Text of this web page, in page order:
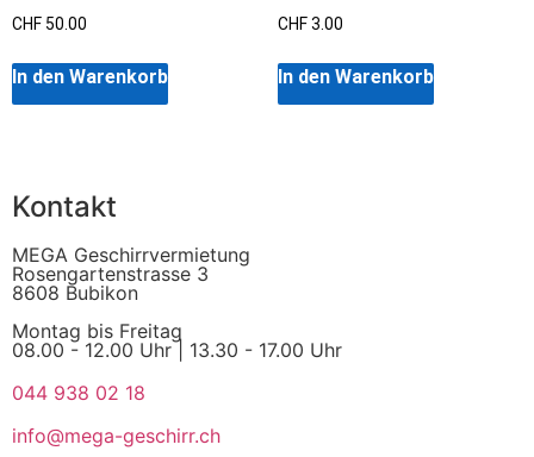
CHF 50.00
In den Warenkorb
CHF3.00
In den Warenkorb
Kontakt
MEGA Geschirrvermietung
Rosengartenstrasse 3
8608 Bubikon
Montag bis Freitag
08.00 - 12.00 Uhr | 13.30 - 17.00 Uhr
044 938 02 18
info@mega-geschirr.ch